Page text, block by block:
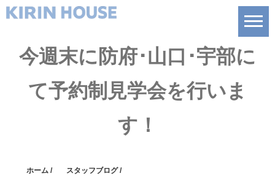
今週末に防府･山口･宇部に
て予約制見学会を行いま
す！
ホーム / スタッフブログ/